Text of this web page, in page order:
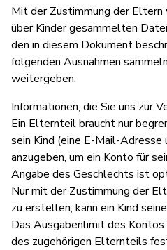
Mit der Zustimmung der
über Kinder gesammelten
den in diesem Dokument
folgenden Ausnahmen
weitergeben.
Informationen, die Sie uns zur
Ein Elternteil braucht nur
sein Kind (eine E-Mail-Adresse
anzugeben, um ein Konto für
Angabe des Geschlechts ist
Nur mit der Zustimmung der
zu erstellen, kann ein Kind
Das Ausgabenlimit des
des zugehörigen Elternteils